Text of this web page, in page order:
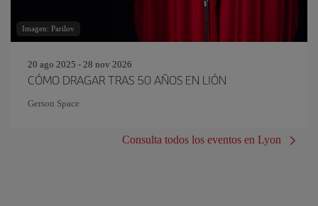
Imagen: Parilov
20 ago 2025 - 28 nov 2026
CÓMO DRAGAR TRAS 50 AÑOS EN LIÓN
Gerson Space
Consulta todos los eventos en Lyon